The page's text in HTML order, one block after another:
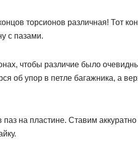
торсионов различная! Тот
с пазами.
чтобы различие было
об упор в петле багажника, а
на пластине. Ставим